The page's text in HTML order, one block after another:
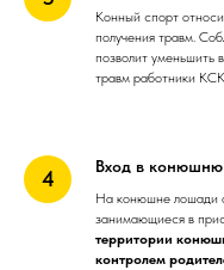
Конный спорт
получения травм.
позволит уменьшить
травм работники
Вход в
На конюшне лошади
занимающиеся в
территории
контролем